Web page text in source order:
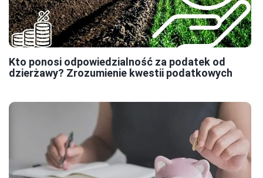
Kto ponosi odpowiedzialność za podatek od
dzierżawy? Zrozumienie kwestii podatkowych